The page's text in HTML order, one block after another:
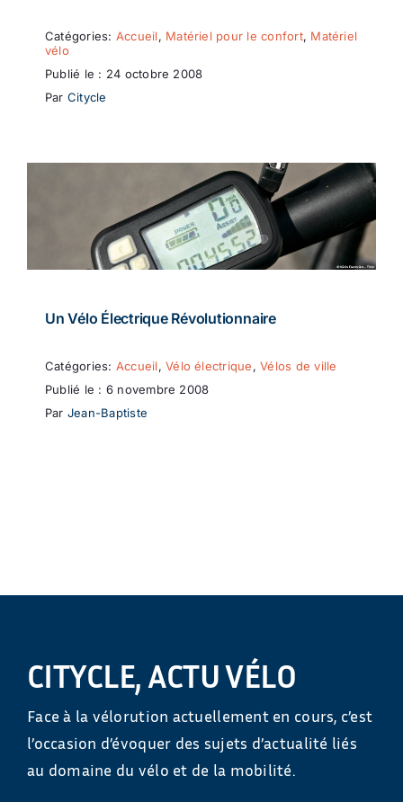
Catégories: Accueil, Matériel pour le confort, Matériel
vélo
Publié le : 24 octobre 2008
Par Citycle
Un Vélo Électrique Révolutionnaire
Catégories: Accueil,Vélo électrique,Vélos de ville
Publié le : 6 novembre 2008
Par Jean-Baptiste
CITYCLE, ACTU VÉLO
Face à la vélorution actuellement en cours, c’est
l’occasion d’évoquer des sujets d’actualité liés
au domaine du vélo et de la mobilité.